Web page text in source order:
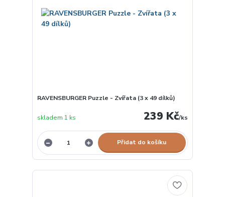
RAVENSBURGER Puzzle - Zvířata (3 x 49 dílků)
239 Kč/ks
skladem 1 ks
Přidat do košíku